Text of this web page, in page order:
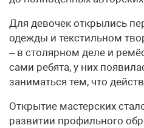
Для девочек открылись
одежды и текстильном
– в столярном деле и
сами ребята, у них
заниматься тем, что
Открытие мастерских
развитии профильного